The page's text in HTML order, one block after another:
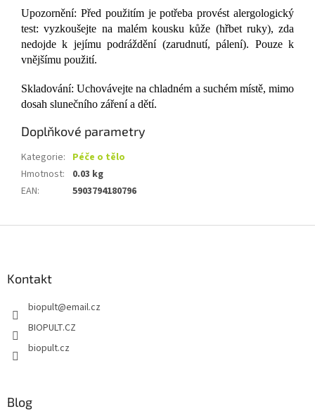
Upozornění: Před použitím je potřeba provést alergologický
test: vyzkoušejte na malém kousku kůže (hřbet ruky), zda
nedojde k jejímu podráždění (zarudnutí, pálení). Pouze k
vnějšímu použití.
Skladování: Uchovávejte na chladném a suchém místě, mimo
dosah slunečního záření a dětí.
Doplňkové parametry
Kategorie: Péče o tělo
Hmotnost:
0.03 kg
EAN: 5903794180796
Kontakt
biopult@email.cz
BIOPULT.CZ
biopult.cz
Blog